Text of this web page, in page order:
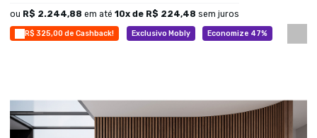
R$ 325,00 de Cashback! Exclusivo Mobly Economize 47%
ou R$ 2.244,88 em até 10x de R$ 224,48 sem juros